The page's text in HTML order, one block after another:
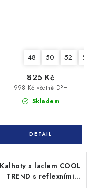
48 50 52 54
Skladem
998 Kč včetně DPH
825 Kč
Kalhoty s laclem COOL
TREND s reflexními